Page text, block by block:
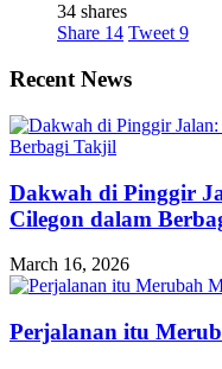
34 shares
Share 14 Tweet 9
Recent News
Dakwah di Pinggir
Cilegon dalam
March 16, 2026
Perjalanan itu